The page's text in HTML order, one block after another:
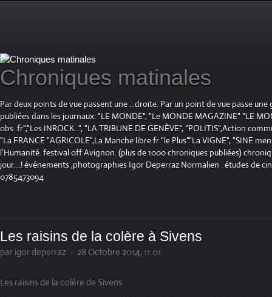
Chroniques matinales
Par deux points de vue passent une ...droite. Par un point de vue passe
publiées dans les journaux: "LE MONDE", "Le MONDE MAGAZINE" "LE
obs .fr","Les INROCK...", "LA TRIBUNE DE GENÈVE", "POLITIS",Action
"La FRANCE "AGRICOLE",La Manche libre.fr "le Plus"."La VIGNE", "SINE
l'Humanité. festival off Avignon. (plus de 1000 chroniques publiées)
jour....! événements ,photographies Igor Deperraz Normalien . études de
0785473094
Les raisins de la colère à Sivens
par igor deperraz - 28 Octobre 2014, 11:01
Les raisins de la colère de Sivens